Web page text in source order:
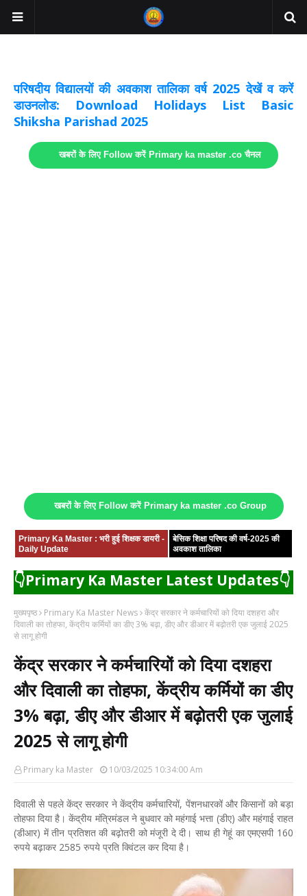
परिषदीय विद्यालयों की अवकाश तालिका वर्ष 2025 देखें व करें
डाउनलोड: Download Holidays List Basic
Shiksha Parishad 2025
खबरों के लिए Follow करें Primary ka master .co चैनल
खबरों के लिए Follow करें Primary ka master .co Group
Primary Ka Master : भरी हुई शिक्षक डायरी -
Daily Update
बेसिक शिक्षा परिषद की वर्ष-2025 की
अवकाश तालिका
👇Primary Ka Master Latest Updates👇
मुख्यपृष्ठ Primary Ka Master News केंद्र सरकार ने कर्मचारियों को दिया दशहरा और
दिवाली का तोहफा, केंद्रीय कर्मियों का डीए 3% बढ़ा, डीए और डीआर में बढ़ोतरी एक जुलाई 2025
से लागू होगी
केंद्र सरकार ने कर्मचारियों को दिया दशहरा
और दिवाली का तोहफा, केंद्रीय कर्मियों का डीए
3% बढ़ा, डीए और डीआर में बढ़ोतरी एक जुलाई
2025 से लागू होगी
Primary ka Master 10/03/2025 10:34:00 Am
दिवाली से पहले केंद्र सरकार ने केंद्रीय कर्मचारियों, पेंशनधारकों और किसानों को बड़ा
तोहफा दिया है। केंद्रीय मंत्रिमंडल ने बुधवार को महंगाई भत्ता (डीए) और महंगाई राहत
(डीआर) में तीन प्रतिशत की बढ़ोतरी को मंजूरी दे दी। साथ ही गेहूं का एमएसपी 160
रुपये बढ़ाकर 2585 रुपये प्रति क्विंटल कर दिया है।